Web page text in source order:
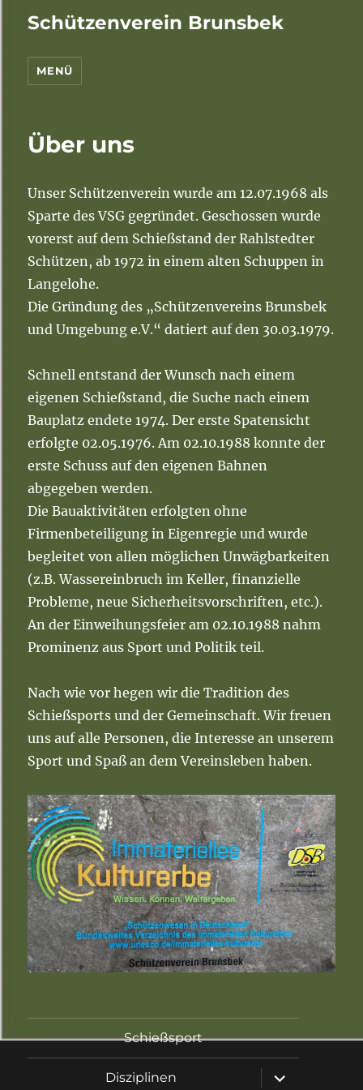
Schützenverein Brunsbek
MENÜ
Über uns
Unser Schützenverein wurde am 12.07.1968 als
Sparte des VSG gegründet. Geschossen wurde
vorerst auf dem Schießstand der Rahlstedter
Schützen, ab 1972 in einem alten Schuppen in
Langelohe.
Die Gründung des „Schützenvereins Brunsbek
und Umgebung e.V.“ datiert auf den 30.03.1979.
Schnell entstand der Wunsch nach einem
eigenen Schießstand, die Suche nach einem
Bauplatz endete 1974. Der erste Spatensicht
erfolgte 02.05.1976. Am 02.10.1988 konnte der
erste Schuss auf den eigenen Bahnen
abgegeben werden.
Die Bauaktivitäten erfolgten ohne
Firmenbeteiligung in Eigenregie und wurde
begleitet von allen möglichen Unwägbarkeiten
(z.B. Wassereinbruch im Keller, finanzielle
Probleme, neue Sicherheitsvorschriften, etc.).
An der Einweihungsfeier am 02.10.1988 nahm
Prominenz aus Sport und Politik teil.
Nach wie vor hegen wir die Tradition des
Schießsports und der Gemeinschaft. Wir freuen
uns auf alle Personen, die Interesse an unserem
Sport und Spaß an dem Vereinsleben haben.
Schießsport
Disziplinen
Untermenü
öffnen